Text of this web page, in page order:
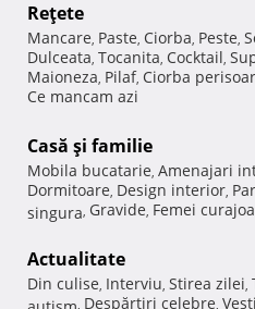
Reţete
Mancare, Paste, Ciorba, Peste,
Dulceata, Tocanita, Cocktail,
Maioneza, Pilaf, Ciorba
Ce mancam azi
Casă şi familie
Mobila bucatarie, Amenajari
Dormitoare, Design interior,
singura, Gravide, Femei
Actualitate
Din culise, Interviu, Stirea zilei,
autism, Despărţiri celebre,